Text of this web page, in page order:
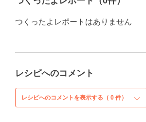
つくったよレポートはありません
レシピへのコメント
レシピへのコメントを表示する（ 0 件）